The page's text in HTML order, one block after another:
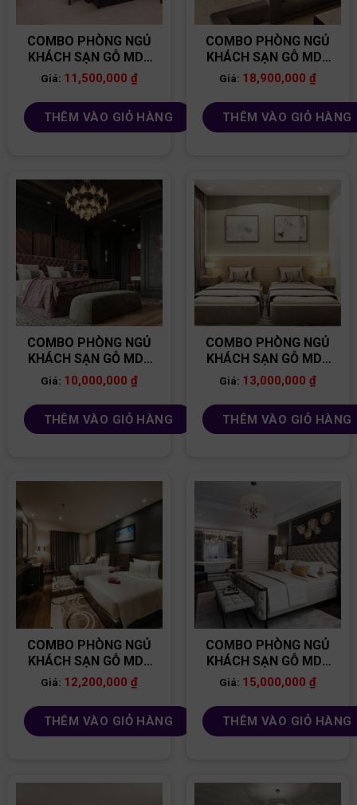
COMBO PHÒNG NGỦ
KHÁCH SẠN GỖ MDF
CB57
Giá: 11,500,000 ₫
THÊM VÀO GIỎ HÀNG
COMBO PHÒNG NGỦ
KHÁCH SẠN GỖ MDF
CB43
Giá: 18,900,000₫
THÊM VÀO GIỎ HÀNG
COMBO PHÒNG NGỦ
KHÁCH SẠN GỖ MDF
CB45
Giá: 10,000,000 ₫
THÊM VÀO GIỎ HÀNG
COMBO PHÒNG NGỦ
KHÁCH SẠN GỖ MDF
CB52
Giá: 13,000,000₫
THÊM VÀO GIỎ HÀNG
COMBO PHÒNG NGỦ
KHÁCH SẠN GỖ MDF
CB54
Giá: 12,200,000 ₫
THÊM VÀO GIỎ HÀNG
COMBO PHÒNG NGỦ
KHÁCH SẠN GỖ MDF
CB46
Giá: 15,000,000₫
THÊM VÀO GIỎ HÀNG